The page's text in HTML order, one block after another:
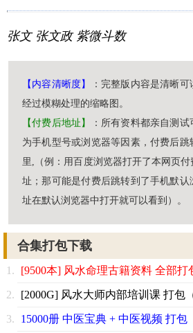
张文 张文政 紫微斗数
【内容清晰度】
：完整版内容是清晰
经过模糊处理的缩略图。
【付费后地址】
：所有资料都亲自测
为手机型号或浏览器等因素，付费后
里,（例：用百度浏览器打开了本网页
址；那可能是付费后跳转到了手机默认
址在默认浏览器中打开就可以看到）。
合集打包下载
[9500本] 风水命理古籍资料 全部打
[2000G] 风水大师内部培训课 打包
15000册 中医宝典 + 中医视频 打包